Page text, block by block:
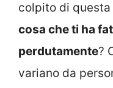
colpito di questa
cosa che ti ha
perdutamente?
variano da